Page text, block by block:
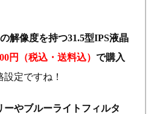
の解像度を持つ31.5型IPS液晶
円（税込・送料込）で購入
定ですね！
ーやブルーライトフィルタ